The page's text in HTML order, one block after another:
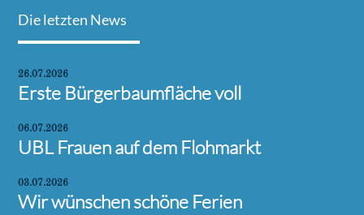
Die letzten News
26.07.2026
Erste Bürgerbaumfläche voll
06.07.2026
UBL Frauen auf dem Flohmarkt
03.07.2026
Wir wünschen schöne Ferien